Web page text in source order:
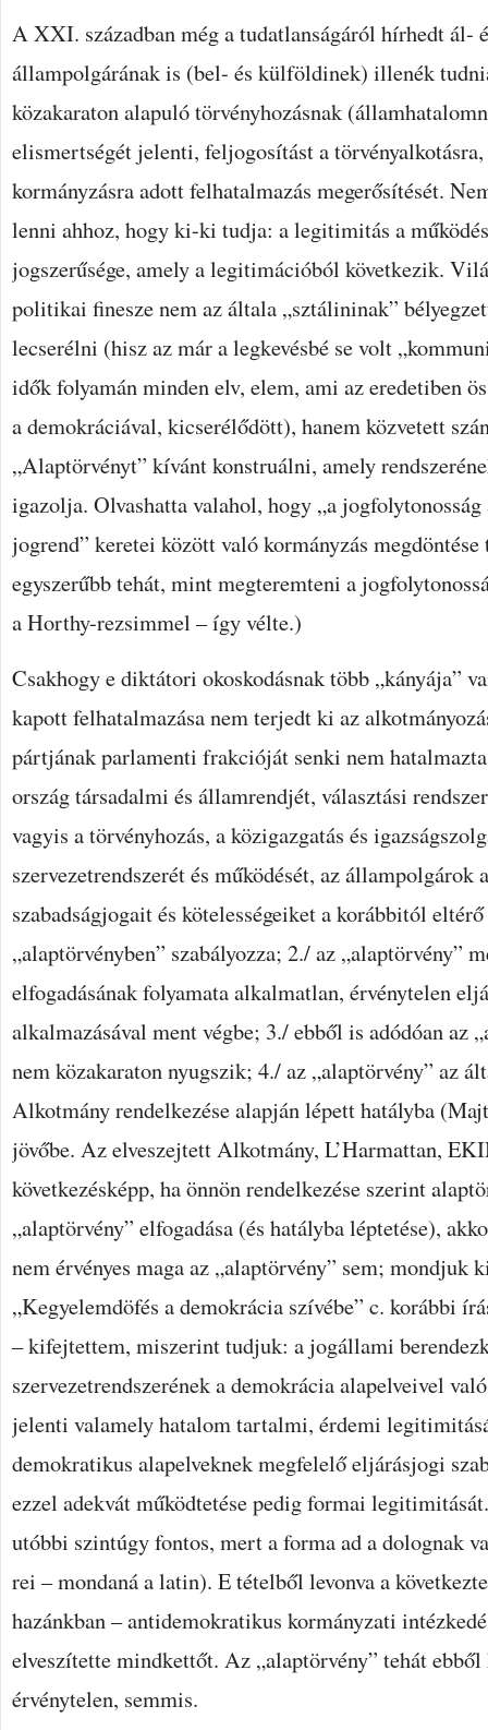
A XXI. században még a tudatlanságáról hírhedt ál-
állampolgárának is (bel- és külföldinek) illenék
közakaraton alapuló törvényhozásnak
elismertségét jelenti, feljogosítást a törvényalkotásra,
kormányzásra adott felhatalmazás megerősítését.
lenni ahhoz, hogy ki-ki tudja: a legitimitás a
jogszerűsége, amely a legitimációból következik.
politikai finesze nem az általa „sztálininak”
lecserélni (hisz az már a legkevésbé se volt
idők folyamán minden elv, elem, ami az eredetiben
a demokráciával, kicserélődött), hanem közvetett
„Alaptörvényt” kívánt konstruálni, amely
igazolja. Olvashatta valahol, hogy „a
jogrend” keretei között való kormányzás
egyszerűbb tehát, mint megteremteni a
a Horthy-rezsimmel – így vélte.)
Csakhogy e diktátori okoskodásnak több „kányája”
kapott felhatalmazása nem terjedt ki az
pártjának parlamenti frakcióját senki nem
ország társadalmi és államrendjét, választási
vagyis a törvényhozás, a közigazgatás és
szervezetrendszerét és működését, az állampolgárok
szabadságjogait és kötelességeiket a korábbitól
„alaptörvényben” szabályozza; 2./ az „alaptörvény”
elfogadásának folyamata alkalmatlan, érvénytelen
alkalmazásával ment végbe; 3./ ebből is adódóan az
nem közakaraton nyugszik; 4./ az „alaptörvény” az
Alkotmány rendelkezése alapján lépett hatályba
jövőbe. Az elveszejtett Alkotmány, L’Harmattan,
következésképp, ha önnön rendelkezése szerint
„alaptörvény” elfogadása (és hatályba léptetése),
nem érvényes maga az „alaptörvény” sem; mondjuk
„Kegyelemdöfés a demokrácia szívébe” c. korábbi
– kifejtettem, miszerint tudjuk: a jogállami
szervezetrendszerének a demokrácia alapelveivel
jelenti valamely hatalom tartalmi, érdemi
demokratikus alapelveknek megfelelő eljárásjogi
ezzel adekvát működtetése pedig formai
utóbbi szintúgy fontos, mert a forma ad a dolognak
rei – mondaná a latin). E tételből levonva a
hazánkban – antidemokratikus kormányzati
elveszítette mindkettőt. Az „alaptörvény” tehát ebből
érvénytelen, semmis.